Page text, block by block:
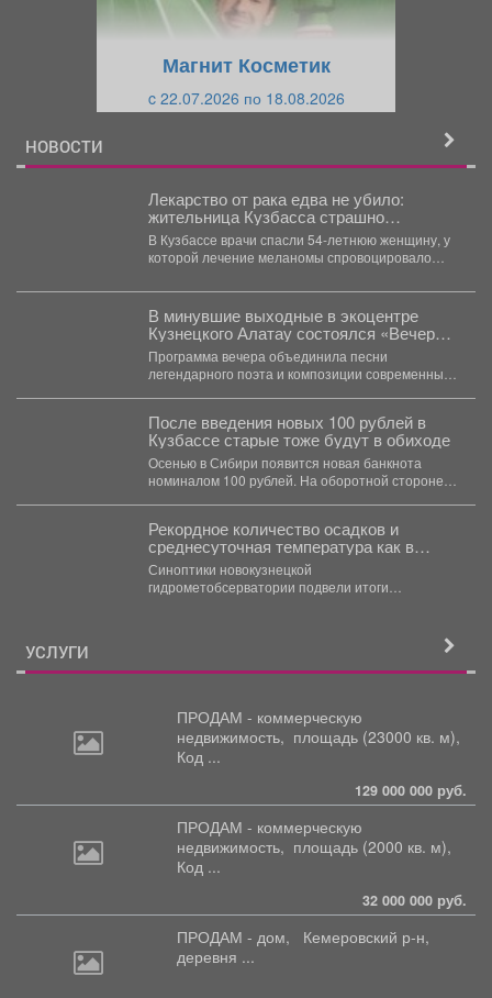
Магнит Косметик
c 22.07.2026 по 18.08.2026
НОВОСТИ
Лекарство от рака едва не убило:
жительница Кузбасса страшно
пожелтела
В Кузбассе врачи спасли 54-летнюю женщину, у
которой лечение меланомы спровоцировало
В минувшие выходные в экоцентре
Кузнецкого Алатау состоялся «Вечер
бардовской песни», посвященный
творчеству поэта, писателя, барда
Владимира Высоцкого.
Программа вечера объединила песни
легендарного поэта и композиции современных
После введения новых 100 рублей в
Кузбассе старые тоже будут в обиходе
Осенью в Сибири появится новая банкнота
номиналом 100 рублей. На оборотной стороне
Рекордное количество осадков и
среднесуточная температура как в
тропиках.
Синоптики новокузнецкой
гидрометобсерватории подвели итоги
УСЛУГИ
ПРОДАМ - коммерческую
недвижимость, площадь (23000 кв. м),
Код ...
129 000 000 руб.
ПРОДАМ - коммерческую
недвижимость, площадь (2000 кв. м),
Код ...
32 000 000 руб.
ПРОДАМ - дом,
Кемеровский р-н,
деревня ...